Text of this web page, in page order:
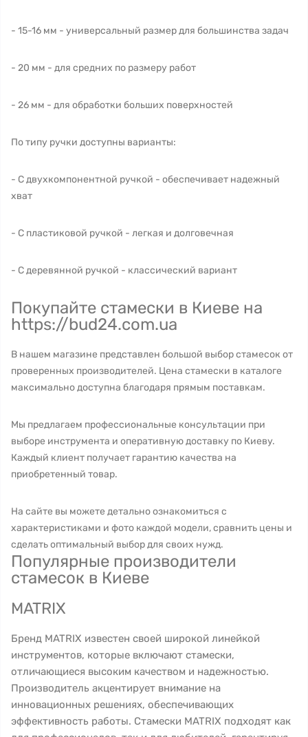
- 15-16 мм - универсальный размер для большинства задач
- 20 мм - для средних по размеру работ
- 26 мм - для обработки больших поверхностей
По типу ручки доступны варианты:
- С двухкомпонентной ручкой - обеспечивает надежный
хват
- С пластиковой ручкой - легкая и долговечная
- С деревянной ручкой - классический вариант
Покупайте стамески в Киеве на
https://bud24.com.ua
В нашем магазине представлен большой выбор стамесок от
проверенных производителей. Цена стамески в каталоге
максимально доступна благодаря прямым поставкам.
Мы предлагаем профессиональные консультации при
выборе инструмента и оперативную доставку по Киеву.
Каждый клиент получает гарантию качества на
приобретенный товар.
На сайте вы можете детально ознакомиться с
характеристиками и фото каждой модели, сравнить цены и
сделать оптимальный выбор для своих нужд.
Популярные производители
стамесок в Киеве
MATRIX
Бренд MATRIX известен своей широкой линейкой
инструментов, которые включают стамески,
отличающиеся высоким качеством и надежностью.
Производитель акцентирует внимание на
инновационных решениях, обеспечивающих
эффективность работы. Стамески MATRIX подходят как